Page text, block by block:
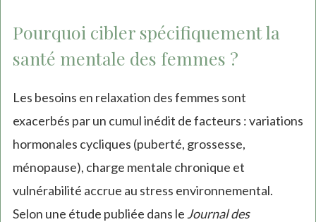
Pourquoi cibler spécifiquement la
santé mentale des femmes ?
Les besoins en relaxation des femmes sont
exacerbés par un cumul inédit de facteurs : variations
hormonales cycliques (puberté, grossesse,
ménopause), charge mentale chronique et
vulnérabilité accrue au stress environnemental.
Selon une étude publiée dans le Journal des